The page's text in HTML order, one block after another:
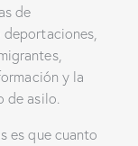
de
y la
de asilo.
es que cuanto